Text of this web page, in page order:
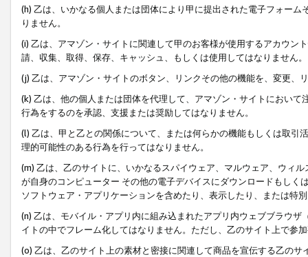
(h) 乙は、いかなる個人または団体により甲に提出された電子フォー
りません。
(i) 乙は、アマゾン・サイトに関連して甲のお客様が使用するアカウン
請、収集、取得、保存、キャッシュ、もしくは使用してはなりません。
(j) 乙は、アマゾン・サイトのボタン、リンクその他の機能を、変更、
(k) 乙は、他の個人または団体を代理して、アマゾン・サイトにおい
行為をするのを承認、支援または奨励してはなりません。
(l) 乙は、甲と乙との関係について、または何らかの機能もしくは取
理的可能性のある行為を行ってはなりません。
(m) 乙は、乙のサイトに、いかなるスパイウェア、マルウェア、ウィ
が自身のコンピューター その他の電子デバイスにダウンロードもし
ソフトウェア・アプリケーションを含めたり、表示したり、または特
(n) 乙は、モバイル・アプリ内に組み込まれたアプリ内ウェブブラウ
イトの中でフレーム化してはなりません。ただし、乙のサイト上で参
(o) 乙は、乙のサイト上の素材と密接に関連して商品を宣伝する乙の